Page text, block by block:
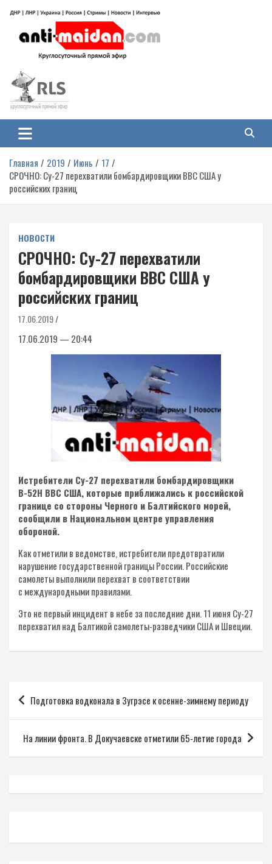
содержимому
Антимайдан: Гражданская война
на Украине
гражданской войне на Украине, включая события в Новороссии, ДНР,
ЛНР и других регионах.
Главная 2019 Июнь
17
СРОЧНО: Су-27 перехватили бомбардировщики ВВС США у
российских границ
НОВОСТИ
СРОЧНО: Су-27 перехватили
бомбардировщики ВВС США у
российских границ
17.06.2019
17.06.2019 — 20:44
Истребители Су-27 перехватили бомбардировщики
В-52Н ВВС США, которые приближались к российской
границе со стороны Черного и Балтийского морей,
сообщили в Национальном центре управления
обороной.
Как отметили в ведомстве, истребители предотвратили
нарушение государственной границы России. Российские
самолеты выполнили перехват в соответствии
с международными правилами.
Это не первый инцидент в небе за последние дни. 11 июня Су-27
перехватил над Балтикой самолеты-разведчики США и Швеции.
Навигация
по
записям
Подготовка водконала в Зугрэсе к осенне-зимнему периоду
На линии фронта. В Докучаевске отметили 65-летие города